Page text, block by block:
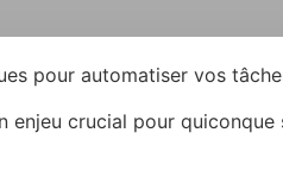
pour automatiser vos
crucial pour